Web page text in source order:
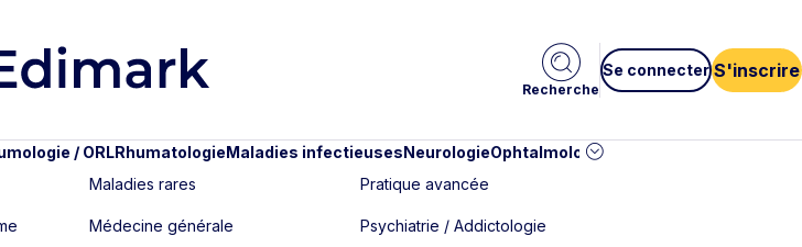
Recherche
Se connecter S'inscrire
/ ORLRhumatologieMaladies infectieusesNeurologieOphtalmologie
Maladies rares
Médecine générale
Pratique avancée
Psychiatrie / Addictologie